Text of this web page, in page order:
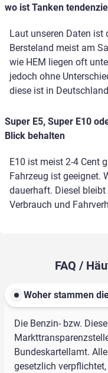
wo ist Tanken
Laut unseren Daten ist
Bersteland meist am
wie HEM liegen oft
jedoch ohne
diese ist in
Super E5, Super E10
Blick behalten
E10 ist meist 2-4 Cent
Fahrzeug ist geeignet.
dauerhaft. Diesel
Verbrauch und
FAQ /
Woher stammen
Die Benzin- bzw.
Bundeskartellamt.
gesetzlich